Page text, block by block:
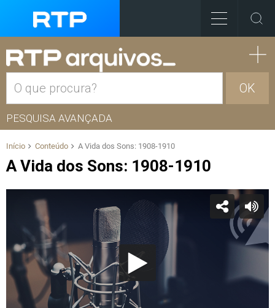
OK
PESQUISA AVANÇADA
Início Conteúdo A Vida dos Sons: 1908-1910
A Vida dos Sons: 1908-1910